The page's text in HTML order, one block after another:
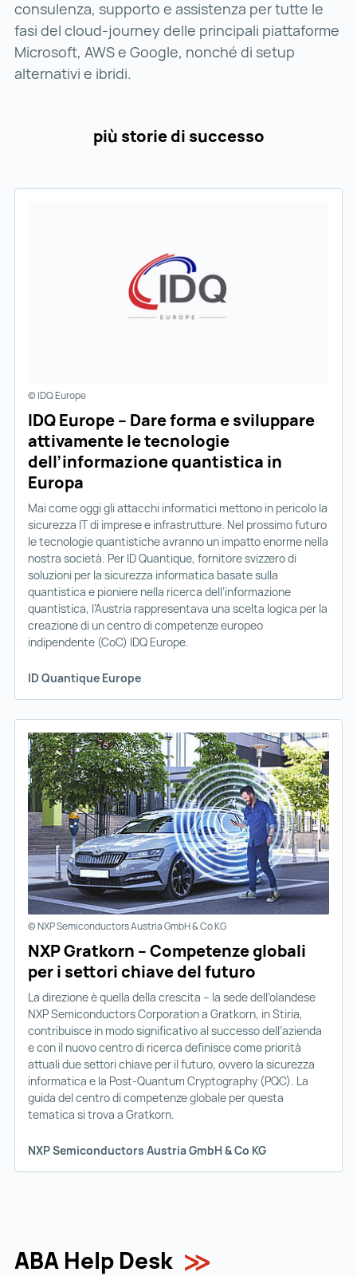
consulenza, supporto e assistenza per tutte le
fasi del cloud-journey delle principali piattaforme
Microsoft, AWS e Google, nonché di setup
alternativi e ibridi.
più storie di successo
© IDQ Europe
IDQ Europe – Dare forma e sviluppare
attivamente le tecnologie
dell’informazione quantistica in
Europa
Mai come oggi gli attacchi informatici mettono in pericolo la
sicurezza IT di imprese e infrastrutture. Nel prossimo futuro
le tecnologie quantistiche avranno un impatto enorme nella
nostra società. Per ID Quantique, fornitore svizzero di
soluzioni per la sicurezza informatica basate sulla
quantistica e pioniere nella ricerca dell’informazione
quantistica, l’Austria rappresentava una scelta logica per la
creazione di un centro di competenze europeo
indipendente (CoC) IDQ Europe.
ID Quantique Europe
© NXP Semiconductors Austria GmbH & Co KG
NXP Gratkorn – Competenze globali
per i settori chiave del futuro
La direzione è quella della crescita – la sede dell’olandese
NXP Semiconductors Corporation a Gratkorn, in Stiria,
contribuisce in modo significativo al successo dell’azienda
e con il nuovo centro di ricerca definisce come priorità
attuali due settori chiave per il futuro, ovvero la sicurezza
informatica e la Post-Quantum Cryptography (PQC). La
guida del centro di competenze globale per questa
tematica si trova a Gratkorn.
NXP Semiconductors Austria GmbH & Co KG
ABA Help Desk